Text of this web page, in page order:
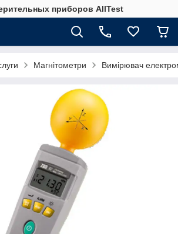
приборов AllTest
Магнітометри Вимірювач